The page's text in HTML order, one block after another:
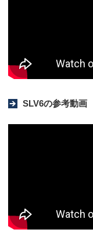
SLV6の参考動画